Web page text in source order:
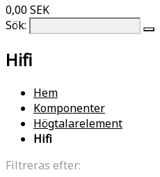
0,00 SEK
Sök:
Hifi
Hem
Komponenter
Högtalarelement
Hifi
Filtreras efter: